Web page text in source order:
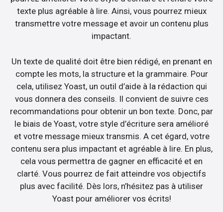
texte plus agréable à lire. Ainsi, vous pourrez mieux
transmettre votre message et avoir un contenu plus
impactant.
Un texte de qualité doit être bien rédigé, en prenant en
compte les mots, la structure et la grammaire. Pour
cela, utilisez Yoast, un outil d’aide à la rédaction qui
vous donnera des conseils. Il convient de suivre ces
recommandations pour obtenir un bon texte. Donc, par
le biais de Yoast, votre style d’écriture sera amélioré
et votre message mieux transmis. A cet égard, votre
contenu sera plus impactant et agréable à lire. En plus,
cela vous permettra de gagner en efficacité et en
clarté. Vous pourrez de fait atteindre vos objectifs
plus avec facilité. Dès lors, n’hésitez pas à utiliser
Yoast pour améliorer vos écrits!